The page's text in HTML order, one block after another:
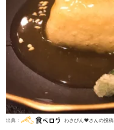
出典： わさびん♥さんの投稿